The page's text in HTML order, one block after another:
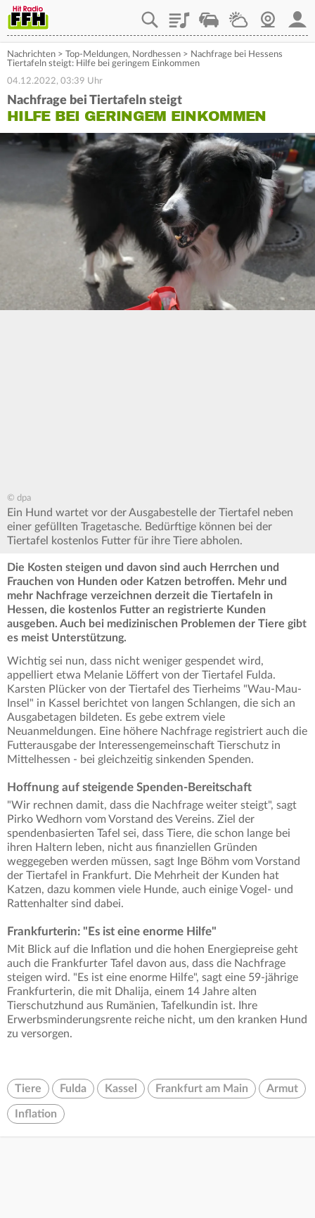
PlaylistStaupilotWetterWebcam
Nachrichten > Top-Meldungen, Nordhessen > Nachfrage bei Hessens
Tiertafeln steigt: Hilfe bei geringem Einkommen
04.12.2022, 03:39 Uhr
Nachfrage bei Tiertafeln steigt
HILFE BEI GERINGEM EINKOMMEN
© dpa
Ein Hund wartet vor der Ausgabestelle der Tiertafel neben
einer gefüllten Tragetasche. Bedürftige können bei der
Tiertafel kostenlos Futter für ihre Tiere abholen.
Die Kosten steigen und davon sind auch Herrchen und
Frauchen von Hunden oder Katzen betroffen. Mehr und
mehr Nachfrage verzeichnen derzeit die Tiertafeln in
Hessen, die kostenlos Futter an registrierte Kunden
ausgeben. Auch bei medizinischen Problemen der Tiere gibt
es meist Unterstützung.
Wichtig sei nun, dass nicht weniger gespendet wird,
appelliert etwa Melanie Löffert von der Tiertafel Fulda.
Karsten Plücker von der Tiertafel des Tierheims "Wau-Mau-
Insel" in Kassel berichtet von langen Schlangen, die sich an
Ausgabetagen bildeten. Es gebe extrem viele
Neuanmeldungen. Eine höhere Nachfrage registriert auch die
Futterausgabe der Interessengemeinschaft Tierschutz in
Mittelhessen - bei gleichzeitig sinkenden Spenden.
Hoffnung auf steigende Spenden-Bereitschaft
"Wir rechnen damit, dass die Nachfrage weiter steigt", sagt
Pirko Wedhorn vom Vorstand des Vereins. Ziel der
spendenbasierten Tafel sei, dass Tiere, die schon lange bei
ihren Haltern leben, nicht aus finanziellen Gründen
weggegeben werden müssen, sagt Inge Böhm vom Vorstand
der Tiertafel in Frankfurt. Die Mehrheit der Kunden hat
Katzen, dazu kommen viele Hunde, auch einige Vogel- und
Rattenhalter sind dabei.
Frankfurterin: "Es ist eine enorme Hilfe"
Mit Blick auf die Inflation und die hohen Energiepreise geht
auch die Frankfurter Tafel davon aus, dass die Nachfrage
steigen wird. "Es ist eine enorme Hilfe", sagt eine 59-jährige
Frankfurterin, die mit Dhalija, einem 14 Jahre alten
Tierschutzhund aus Rumänien, Tafelkundin ist. Ihre
Erwerbsminderungsrente reiche nicht, um den kranken Hund
zu versorgen.
Tiere Fulda Kassel Frankfurt am Main Armut
Inflation